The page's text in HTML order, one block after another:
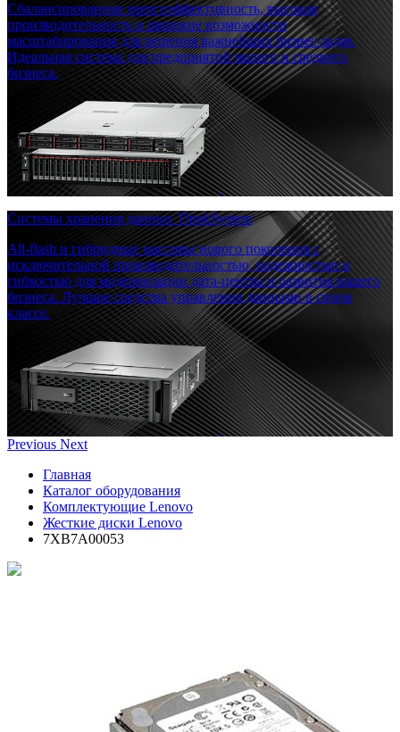
Сбалансированная энергоэффективность, высокая
производительность и широкие возможности
масштабирования для решения важнейших бизнес-задач.
Идеальная система для предприятий малого и среднего
бизнеса.
Системы хранения данных ThinkSystem
All-flash и гибридные массивы нового поколения с
исключительной производительностью, надежностью и
гибкостью для модернизации дата-центра и развития вашего
бизнеса. Лучшие средства управления данными в своем
классе.
Previous Next
Главная
Каталог оборудования
Комплектующие Lenovo
Жесткие диски Lenovo
7XB7A00053